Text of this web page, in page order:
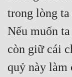
Linh Dị
Làm Giàu
Mưu Mô
trong lòng
Nếu muốn
còn giữ cái
quỷ này làm